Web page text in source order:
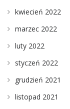
kwiecień 2022
marzec 2022
luty 2022
styczeń 2022
grudzień 2021
listopad 2021